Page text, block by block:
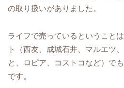
の取り扱いがありました。
ライフで売っているということ
ト（西友、成城石井、マルエツ
と、ロピア、コストコなど）で
です。